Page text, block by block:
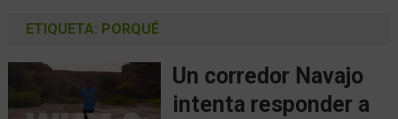
ETIQUETA: PORQUÉ
Un corredor Navajo
intenta responder a